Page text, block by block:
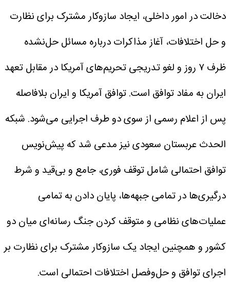
دخالت در امور داخلی، ایجاد سازوکار مشترک برای نظارت
و حل اختلافات، آغاز مذاکرات درباره مسائل حل‌نشده
ظرف ۷ روز و لغو تدریجی تحریم‌های آمریکا در مقابل تعهد
ایران به مفاد توافق است. توافق آمریکا و ایران بلافاصله
پس از اعلام رسمی از سوی دو طرف اجرایی می‌شود. شبکه
الحدث عربستان سعودی نیز مدعی شد که پیش‌نویس
توافق احتمالی شامل توقف فوری، جامع و بی‌قید و شرط
درگیری‌ها در تمامی جبهه‌ها، پایان دادن به تمامی
عملیات‌های نظامی و متوقف کردن جنگ رسانه‌ای میان دو
کشور و همچنین ایجاد یک سازوکار مشترک برای نظارت بر
اجرای توافق و حل‌وفصل اختلافات احتمالی است.